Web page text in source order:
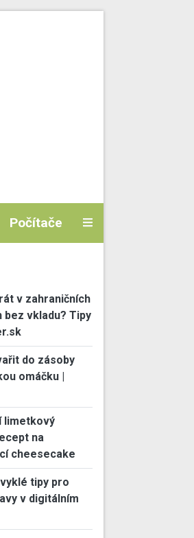
Počítače
v zahraničních
bez vkladu? Tipy
do zásoby
omáčku |
limetkový
na
cheesecake
tipy pro
v digitálním